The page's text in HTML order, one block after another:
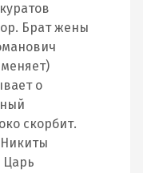
Брат жены
о
скорбит.
Царь